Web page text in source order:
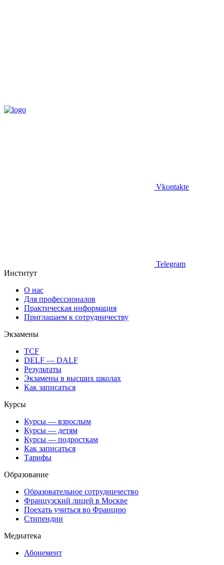
Vkontakte
Telegram
Институт
О нас
Для профессионалов
Практическая информация
Приглашаем к сотрудничеству
Экзамены
TCF
DELF — DALF
Результаты
Экзамены в высших школах
Как записаться
Курсы
Курсы — взрослым
Курсы — детям
Курсы — подросткам
Как записаться
Тарифы
Образование
Образовательное сотрудничество
Французский лицей в Москве
Поехать учиться во Францию
Стипендии
Медиатека
Абонемент